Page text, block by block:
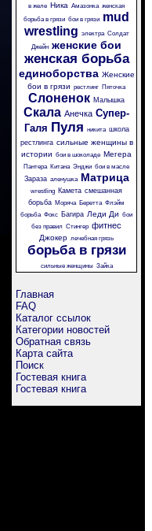
в желе Ника Амазонка женская
борьба в грязи бои в грязи mud
wrestling электра Солдат
Джейн женские бои
женская борьба
единоборства Женские
бои в грязи рестлинг Пяточка
Слоненок Малышка
Скала Анечка Супер-
Галя Пуля никита школа
рестлинга сильные женщины в
истории бои в шоколаде Мегера
Пантера Китана Энджи бои в масле
Зараза аленушка Матрица
wrestling Камета смешанная
борьба Моряча Беретта Флэйм
борьба Фокс Багира Леди Ди бои
без правил Стингер фитнес
Джокер лечебная грязь
борьба в грязи
сильные женщины Зайка
Главная
FAQ
Каталог ссылок
Категории новостей
Обратная связь
Карта сайта
Поиск
Гостевая книга
Гостевая книга